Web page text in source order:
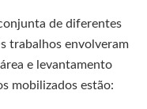
de diferentes
trabalhos envolveram
e levantamento
mobilizados estão: